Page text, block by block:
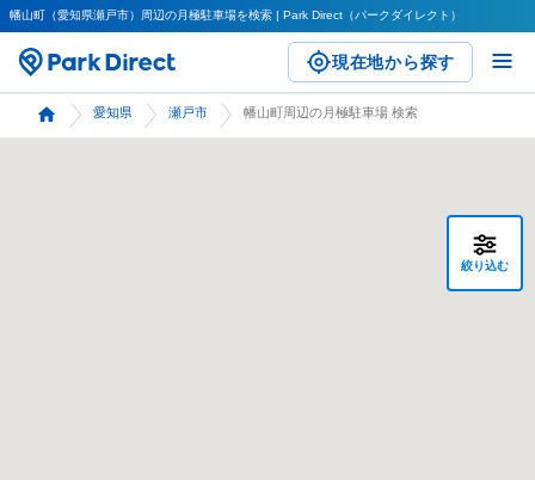
幡山町（愛知県瀬戸市）周辺の月極駐車場を検索 | Park Direct（パークダイレクト）
現在地から探す
愛知県 瀬戸市 幡山町周辺の月極駐車場 検索
絞り込む